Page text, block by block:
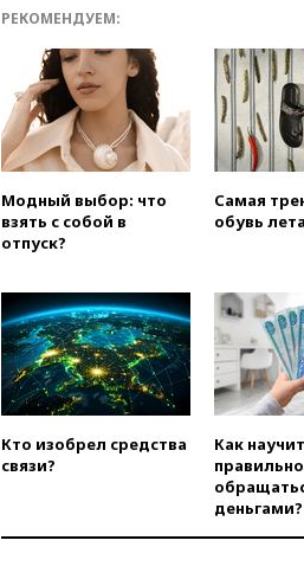
РЕКОМЕНДУЕМ:
Модный выбор: что
взять с собой в
отпуск?
Самая
обувь
Кто изобрел средства
связи?
Как
правильно
деньгами?